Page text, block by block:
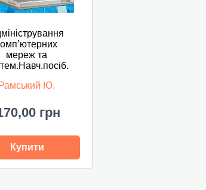
мереж та
Рамський Ю.
грн
Купити